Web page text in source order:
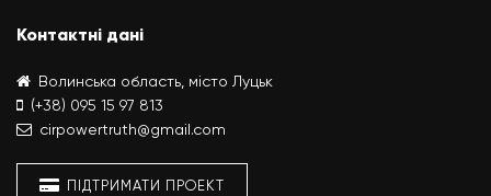
Контактні дані
Волинська область, місто Луцьк
(+38) 095 15 97 813
cirpowertruth@gmail.com
ПІДТРИМАТИ ПРОЕКТ